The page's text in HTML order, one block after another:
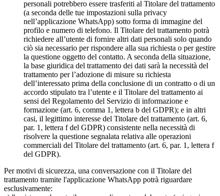
personali potrebbero essere trasferiti al Titolare del trattamento
(a seconda delle tue impostazioni sulla privacy
nell’applicazione WhatsApp) sotto forma di immagine del
profilo e numero di telefono. Il Titolare del trattamento potrà
richiedere all’utente di fornire altri dati personali solo quando
ciò sia necessario per rispondere alla sua richiesta o per gestire
la questione oggetto del contatto. A seconda della situazione,
la base giuridica del trattamento dei dati sarà la necessità del
trattamento per l’adozione di misure su richiesta
dell’interessato prima della conclusione di un contratto o di un
accordo stipulato tra l’utente e il Titolare del trattamento ai
sensi del Regolamento del Servizio di informazione e
formazione (art. 6, comma 1, lettera b del GDPR); e in altri
casi, il legittimo interesse del Titolare del trattamento (art. 6,
par. 1, lettera f del GDPR) consistente nella necessità di
risolvere la questione segnalata relativa alle operazioni
commerciali del Titolare del trattamento (art. 6, par. 1, lettera f
del GDPR).
Per motivi di sicurezza, una conversazione con il Titolare del
trattamento tramite l'applicazione WhatsApp potrà riguardare
esclusivamente: